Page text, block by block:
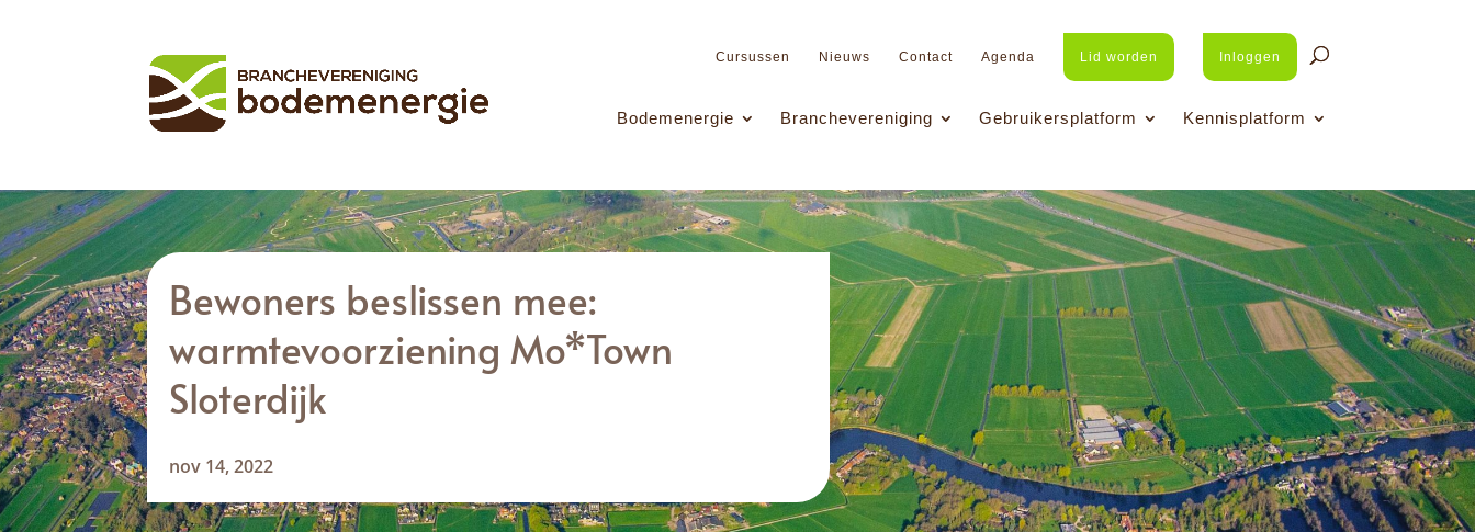
Cursussen Nieuws Contact Agenda Lid worden Inloggen
Bodemenergie Branchevereniging Gebruikersplatform Kennisplatform
Bewoners beslissen mee:
warmtevoorziening Mo*Town
Sloterdijk
nov 14, 2022